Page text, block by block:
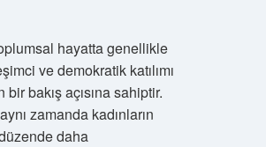
hayatta genellikle
ve demokratik katılımı
bakış açısına sahiptir.
zamanda kadınların
daha